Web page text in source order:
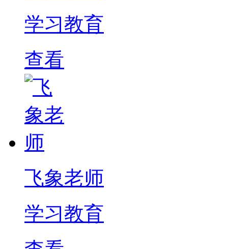
学习教育
查看
飞象老师
学习教育